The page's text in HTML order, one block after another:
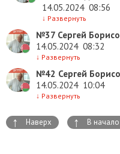
14.05.2024 08:56
↓ Развернуть
№37 Сергей
14.05.2024 08:32
↓ Развернуть
№42 Сергей
14.05.2024 10:04
↓ Развернуть
↑ Наверх ↑ В